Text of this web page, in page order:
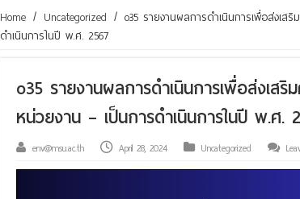
Home / Uncategorized / o35 รายงานผลการดำเนินการเพื่อส่งเส
ดำเนินการในปี พ.ศ. 2567
o35 รายงานผลการดำเนินการเพื่อส่งเสริ
หน่วยงาน – เป็นการดำเนินการในปี พ.ศ.
env@msu.ac.th April 28, 2024 Uncategorized